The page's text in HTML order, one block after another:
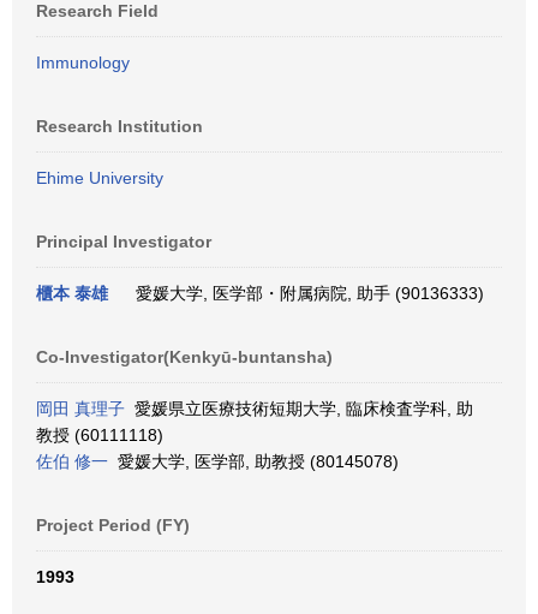
Research Field
Immunology
Research Institution
Ehime University
Principal Investigator
櫃本 泰雄 愛媛大学, 医学部・附属病院, 助手 (90136333)
Co-Investigator(Kenkyū-buntansha)
岡田 真理子 愛媛県立医療技術短期大学, 臨床検査学科, 助
教授 (60111118)
佐伯 修一 愛媛大学, 医学部, 助教授 (80145078)
Project Period (FY)
1993